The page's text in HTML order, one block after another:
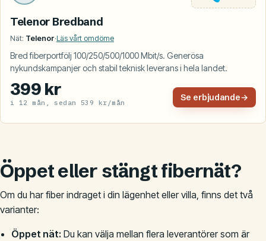
Telenor Bredband
Nät: Telenor·Läs vårt omdöme
Bred fiberportfölj 100/250/500/1000 Mbit/s. Generösa
nykundskampanjer och stabil teknisk leverans i hela landet.
399 kr
i 12 mån, sedan 539 kr/mån Se erbjudande→
Öppet eller stängt fibernät?
Om du har fiber indraget i din lägenhet eller villa, finns det två
varianter:
Öppet nät: Du kan välja mellan flera leverantörer som är